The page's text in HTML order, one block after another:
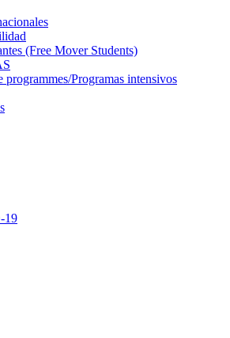
(Free Mover Students)
programmes/Programas intensivos
19